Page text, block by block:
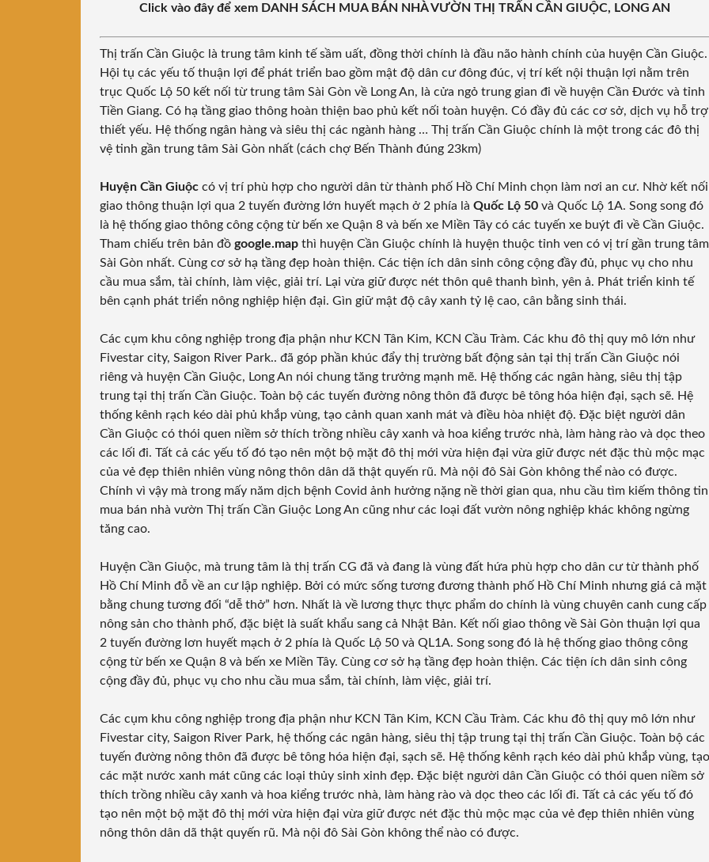
Click vào đây để xem DANH SÁCH MUA BÁN NHÀ VƯỜN THỊ TRẤN CẦN GIUỘC, LONG AN
Thị trấn Cần Giuộc là trung tâm kinh tế sầm uất, đồng thời chính là đầu não hành chính của huyện Cần Giuộc.
Hội tụ các yếu tố thuận lợi để phát triển bao gồm mật độ dân cư đông đúc, vị trí kết nội thuận lợi nằm trên
trục Quốc Lộ 50 kết nối từ trung tâm Sài Gòn về Long An, là cửa ngỏ trung gian đi về huyện Cần Đước và tỉnh
Tiền Giang. Có hạ tầng giao thông hoàn thiện bao phủ kết nối toàn huyện. Có đầy đủ các cơ sở, dịch vụ hỗ trợ
thiết yếu. Hệ thống ngân hàng và siêu thị các ngành hàng … Thị trấn Cần Giuộc chính là một trong các đô thị
vệ tinh gần trung tâm Sài Gòn nhất (cách chợ Bến Thành đúng 23km)
Huyện Cần Giuộc có vị trí phù hợp cho người dân từ thành phố Hồ Chí Minh chọn làm nơi an cư. Nhờ kết nối
giao thông thuận lợi qua 2 tuyến đường lớn huyết mạch ở 2 phía là Quốc Lộ 50 và Quốc Lộ 1A. Song song đó
là hệ thống giao thông công cộng từ bến xe Quận 8 và bến xe Miền Tây có các tuyến xe buýt đi về Cần Giuộc.
Tham chiếu trên bản đồ google.map thì huyện Cần Giuộc chính là huyện thuộc tỉnh ven có vị trí gần trung tâm
Sài Gòn nhất. Cùng cơ sở hạ tầng đẹp hoàn thiện. Các tiện ích dân sinh công cộng đầy đủ, phục vụ cho nhu
cầu mua sắm, tài chính, làm việc, giải trí. Lại vừa giữ được nét thôn quê thanh bình, yên ả. Phát triển kinh tế
bên cạnh phát triển nông nghiệp hiện đại. Gìn giữ mật độ cây xanh tỷ lệ cao, cân bằng sinh thái.
Các cụm khu công nghiệp trong địa phận như KCN Tân Kim, KCN Cầu Tràm. Các khu đô thị quy mô lớn như
Fivestar city, Saigon River Park.. đã góp phần khúc đẩy thị trường bất động sản tại thị trấn Cần Giuộc nói
riêng và huyện Cần Giuộc, Long An nói chung tăng trưởng mạnh mẽ. Hệ thống các ngân hàng, siêu thị tập
trung tại thị trấn Cần Giuộc. Toàn bộ các tuyến đường nông thôn đã được bê tông hóa hiện đại, sạch sẽ. Hệ
thống kênh rạch kéo dài phủ khắp vùng, tạo cảnh quan xanh mát và điều hòa nhiệt độ. Đặc biệt người dân
Cần Giuộc có thói quen niềm sở thích trồng nhiều cây xanh và hoa kiểng trước nhà, làm hàng rào và dọc theo
các lối đi. Tất cả các yếu tố đó tạo nên một bộ mặt đô thị mới vừa hiện đại vừa giữ được nét đặc thù mộc mạc
của vẻ đẹp thiên nhiên vùng nông thôn dân dã thật quyến rũ. Mà nội đô Sài Gòn không thể nào có được.
Chính vì vậy mà trong mấy năm dịch bệnh Covid ảnh hưởng nặng nề thời gian qua, nhu cầu tìm kiếm thông tin
mua bán nhà vườn Thị trấn Cần Giuộc Long An cũng như các loại đất vườn nông nghiệp khác không ngừng
tăng cao.
Huyện Cần Giuộc, mà trung tâm là thị trấn CG đã và đang là vùng đất hứa phù hợp cho dân cư từ thành phố
Hồ Chí Minh đỗ về an cư lập nghiệp. Bởi có mức sống tương đương thành phố Hồ Chí Minh nhưng giá cả mặt
bằng chung tương đối “dễ thở” hơn. Nhất là về lương thực thực phẩm do chính là vùng chuyên canh cung cấp
nông sản cho thành phố, đặc biệt là suất khẩu sang cả Nhật Bản. Kết nối giao thông về Sài Gòn thuận lợi qua
2 tuyến đường lơn huyết mạch ở 2 phía là Quốc Lộ 50 và QL1A. Song song đó là hệ thống giao thông công
cộng từ bến xe Quận 8 và bến xe Miền Tây. Cùng cơ sở hạ tầng đẹp hoàn thiện. Các tiện ích dân sinh công
cộng đầy đủ, phục vụ cho nhu cầu mua sắm, tài chính, làm việc, giải trí.
Các cụm khu công nghiệp trong địa phận như KCN Tân Kim, KCN Cầu Tràm. Các khu đô thị quy mô lớn như
Fivestar city, Saigon River Park, hệ thống các ngân hàng, siêu thị tập trung tại thị trấn Cần Giuộc. Toàn bộ các
tuyến đường nông thôn đã được bê tông hóa hiện đại, sạch sẽ. Hệ thống kênh rạch kéo dài phủ khắp vùng, tạo
các mặt nước xanh mát cũng các loại thủy sinh xinh đẹp. Đặc biệt người dân Cần Giuộc có thói quen niềm sở
thích trồng nhiều cây xanh và hoa kiểng trước nhà, làm hàng rào và dọc theo các lối đi. Tất cả các yếu tố đó
tạo nên một bộ mặt đô thị mới vừa hiện đại vừa giữ được nét đặc thù mộc mạc của vẻ đẹp thiên nhiên vùng
nông thôn dân dã thật quyến rũ. Mà nội đô Sài Gòn không thể nào có được.